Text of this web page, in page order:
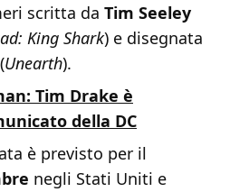
scritta da Tim Seeley
King Shark) e disegnata
(Unearth).
Tim Drake è
della DC
è previsto per il
negli Stati Uniti e